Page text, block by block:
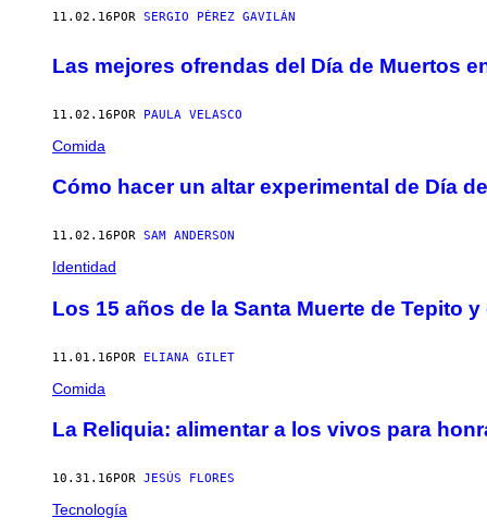
11.02.16 POR SERGIO PÉREZ GAVILÁN
Las mejores ofrendas del Día de Muertos
11.02.16POR PAULA VELASCO
Comida
Cómo hacer un altar experimental de Día
11.02.16 POR SAM ANDERSON
Identidad
Los 15 años de la Santa Muerte de Tepito
11.01.16POR ELIANA GILET
Comida
La Reliquia: alimentar a los vivos para
10.31.16 POR JESÚS FLORES
Tecnología